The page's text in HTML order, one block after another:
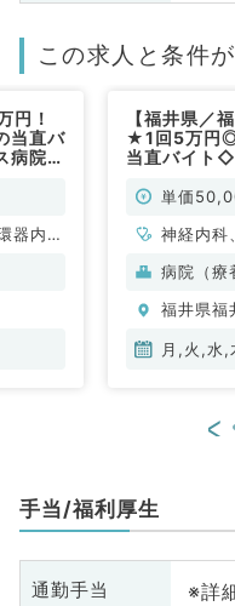
この求人と条件
円！
当直バ
病院～
器内
【福井県／
★1回5万円◎
当直バイト
単価
神経内科
科、呼吸
内科、外
病院（療
福井県福
月,火,水,
<
手当/福利厚生
通勤手当 ※詳